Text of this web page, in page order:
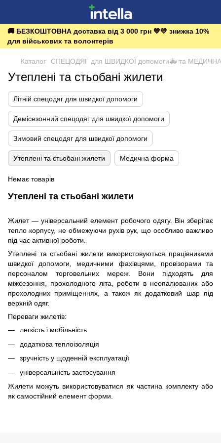
🚚 БЕЗКОШТОВНА доставка від 3 000 грн 💙💛 знижка 10%
для військових та волонтерів
Каталог СПЕЦОДЯГ для ШВИДКОЇ допомоги🚑 та
Утеплені та стьобані жилети
Літній спецодяг для швидкої допомоги
Демісезонний спецодяг для швидкої допомоги
Зимовий спецодяг для швидкої допомоги
Утеплені та стьобані жилети Медична форма
Немає товарів
Утеплені та стьобані жилети
Жилет — універсальний елемент робочого одягу. Він зберігає
тепло корпусу, не обмежуючи рухів рук, що особливо важливо
під час активної роботи.
Утеплені та стьобані жилети використовуються працівниками
швидкої допомоги, медичними фахівцями, провізорами та
персоналом торговельних мереж. Вони підходять для
міжсезоння, прохолодного літа, роботи в неопалюваних або
прохолодних приміщеннях, а також як додатковий шар під
верхній одяг.
Переваги жилетів:
легкість і мобільність
додаткова теплоізоляція
зручність у щоденній експлуатації
універсальність застосування
Жилети можуть використовуватися як частина комплекту або
як самостійний елемент форми.